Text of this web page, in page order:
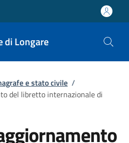
di Longare
e stato civile /
del libretto internazionale di